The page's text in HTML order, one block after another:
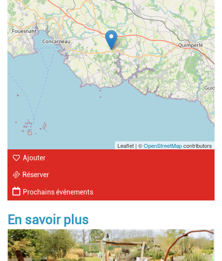
Leaflet | ©OpenStreetMapcontributors
Ajouter
Réserver
Prochains événements
En savoir plus